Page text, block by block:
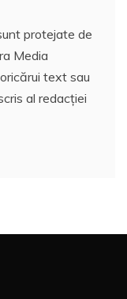
protejate de
Media
text sau
al redacției